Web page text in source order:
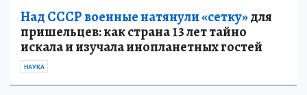
Над СССР военные натянули «сетку»для
пришельцев: как страна 13 лет тайно
искала и изучала инопланетных гостей
НАУКА